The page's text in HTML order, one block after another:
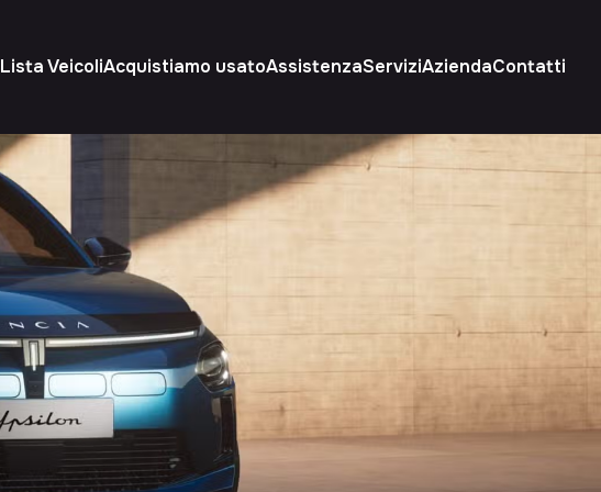
Lista VeicoliAcquistiamo usatoAssistenzaServiziAziendaContatti